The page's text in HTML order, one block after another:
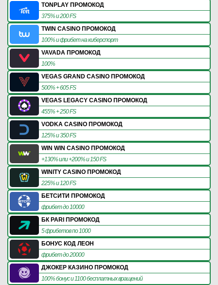
TONPLAY ПРОМОКОД
375% и 200 FS
TWIN CASINO ПРОМОКОД
100% и фрибет на киберспорт
VAVADA ПРОМОКОД
100%
VEGAS GRAND CASINO ПРОМОКОД
500% + 605 FS
VEGAS LEGACY CASINO ПРОМОКОД
455% + 250 FS
VODKA CASINO ПРОМОКОД
125% и 350 FS
WIN WIN CASINO ПРОМОКОД
+130% или +200% и 150 FS
WINITY CASINO ПРОМОКОД
225% и 120 FS
БЕТСИТИ ПРОМОКОД
фрибет до 10000
БК PARI ПРОМОКОД
5 фрибетов по 1000
БОНУС КОД ЛЕОН
фрибет до 20000
ДЖОКЕР КАЗИНО ПРОМОКОД
100% бонус и 1100 бесплатных вращений